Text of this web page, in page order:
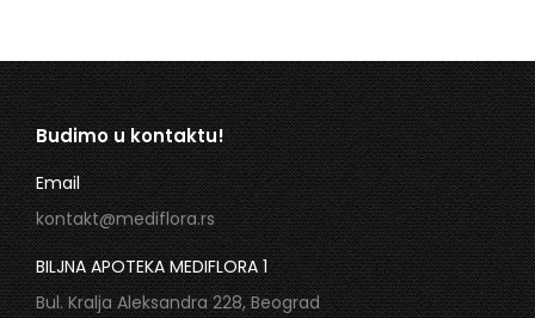
Budimo u kontaktu!
Email
kontakt@mediflora.rs
BILJNA APOTEKA MEDIFLORA 1
Bul. Kralja Aleksandra 228, Beograd